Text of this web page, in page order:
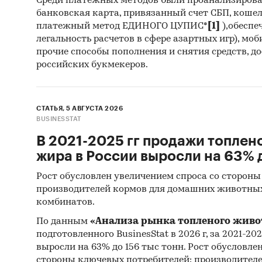
База
банковская карта, привязанный счет СБП,
платежный метод ЕДИНОГО ЦУПИС* [1]
легальность расчетов в сфере азартных игр),
прочие способы пополнения и снятия средств,
российских букмекеров.
СТАТЬЯ, 5 АВГУСТА 2026
BUSINESSTAT
В 2021-2025 гг продажи
жира в России выросли на 63%
Рост обусловлен увеличением спроса со
производителей кормов для домашних
комбинатов.
По данным «Анализа рынка топленого
подготовленного BusinesStat в 2026 г, за 2021-
выросли на 63% до 156 тыс тонн. Рост